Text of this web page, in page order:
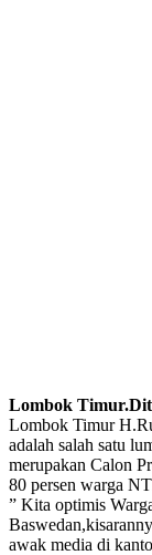
Lombok
Lombok Timur
adalah salah satu
merupakan Calon
80 persen warga
” Kita optimis
awak media di